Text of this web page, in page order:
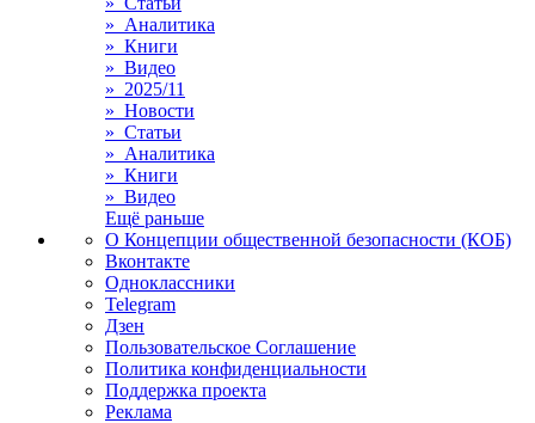
» Аналитика
» Книги
» Видео
» 2025/11
» Новости
» Статьи
» Аналитика
» Книги
» Видео
Ещё раньше
О Концепции общественной безопасности (КОБ)
Вконтакте
Одноклассники
Telegram
Дзен
Пользовательское Соглашение
Политика конфиденциальности
Поддержка проекта
Реклама